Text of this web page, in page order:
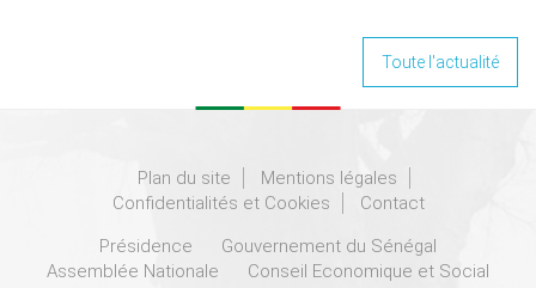
Toute l'actualité
Plan du site
Mentions légales
Confidentialités et Cookies
Contact
Présidence
Gouvernement du Sénégal
Assemblée Nationale
Conseil Economique et Social